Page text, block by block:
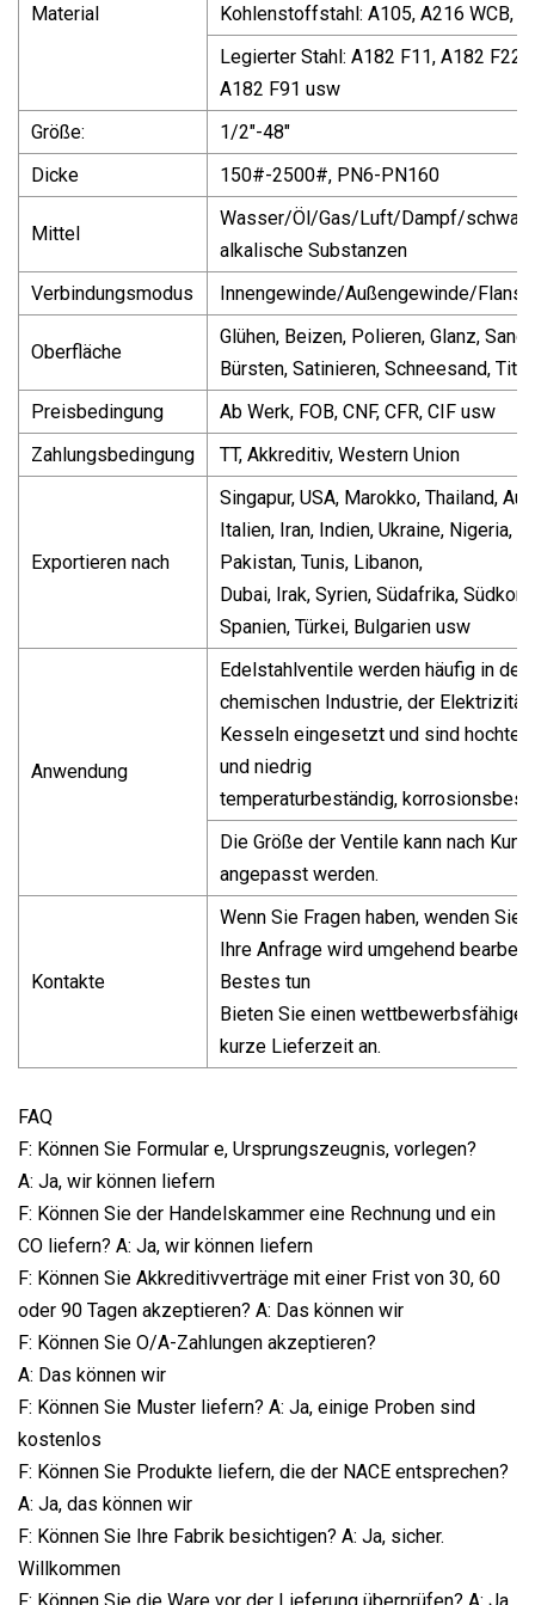
Material
Kohlenstoffstahl: A105, A216 WCB,
Legierter Stahl: A182 F11, A182 F22,
A182 F91 usw
Größe:
1/2"-48"
Dicke
150#-2500#, PN6-PN160
Mittel
Wasser/Öl/Gas/Luft/Dampf/
alkalische Substanzen
Verbindungsmodus
Innengewinde/Außengewinde/
Oberfläche
Glühen, Beizen, Polieren, Glanz,
Bürsten, Satinieren, Schneesand,
Preisbedingung
Ab Werk, FOB, CNF, CFR, CIF usw
Zahlungsbedingung
TT, Akkreditiv, Western Union
Exportieren nach
Singapur, USA, Marokko, Thailand,
Italien, Iran, Indien, Ukraine, Nigeria,
Pakistan, Tunis, Libanon,
Dubai, Irak, Syrien, Südafrika,
Spanien, Türkei, Bulgarien usw
Anwendung
Edelstahlventile werden häufig in der
chemischen Industrie, der
Kesseln eingesetzt und sind
und niedrig
temperaturbeständig,
Die Größe der Ventile kann nach
angepasst werden.
Kontakte
Wenn Sie Fragen haben, wenden Sie
Ihre Anfrage wird umgehend
Bestes tun
Bieten Sie einen
kurze Lieferzeit an.
FAQ
F: Können Sie Formular e, Ursprungszeugnis, vorlegen?
A: Ja, wir können liefern
F: Können Sie der Handelskammer eine Rechnung und ein
CO liefern? A: Ja, wir können liefern
F: Können Sie Akkreditivverträge mit einer Frist von 30, 60
oder 90 Tagen akzeptieren? A: Das können wir
F: Können Sie O/A-Zahlungen akzeptieren?
A: Das können wir
F: Können Sie Muster liefern? A: Ja, einige Proben sind
kostenlos
F: Können Sie Produkte liefern, die der NACE entsprechen?
A: Ja, das können wir
F: Können Sie Ihre Fabrik besichtigen? A: Ja, sicher.
Willkommen